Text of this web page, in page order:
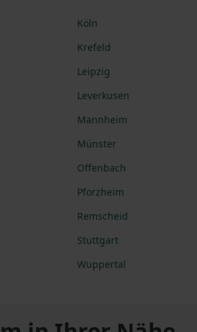
Köln
Krefeld
Leipzig
Leverkusen
Mannheim
Münster
Offenbach
Pforzheim
Remscheid
Stuttgart
Wuppertal